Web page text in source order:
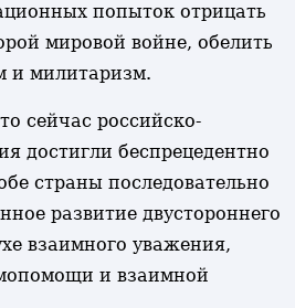
попыток отрицать
мировой войне, обелить
и милитаризм.
сейчас российско-
достигли беспрецедентно
страны последовательно
развитие двустороннего
взаимного уважения,
и взаимной